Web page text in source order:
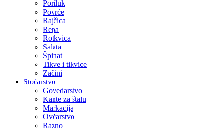
Poriluk
Povrće
Rajčica
Repa
Rotkvica
Salata
Špinat
Tikve i tikvice
Začini
Stočarstvo
Govedarstvo
Kante za štalu
Markacija
Ovčarstvo
Razno